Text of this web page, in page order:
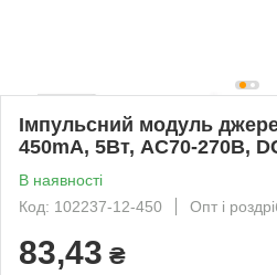
Імпульсний модуль
450mA, 5Вт, AC70-270В,
В наявності
Код: 102237-12-450
Опт і
83,43 ₴